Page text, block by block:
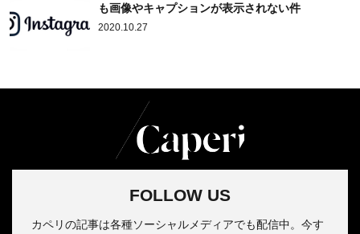
も画像やキャプションが表示されない件
2020.10.27
FOLLOW US
カペリの記事は各種ソーシャルメディアでも配信中。今す